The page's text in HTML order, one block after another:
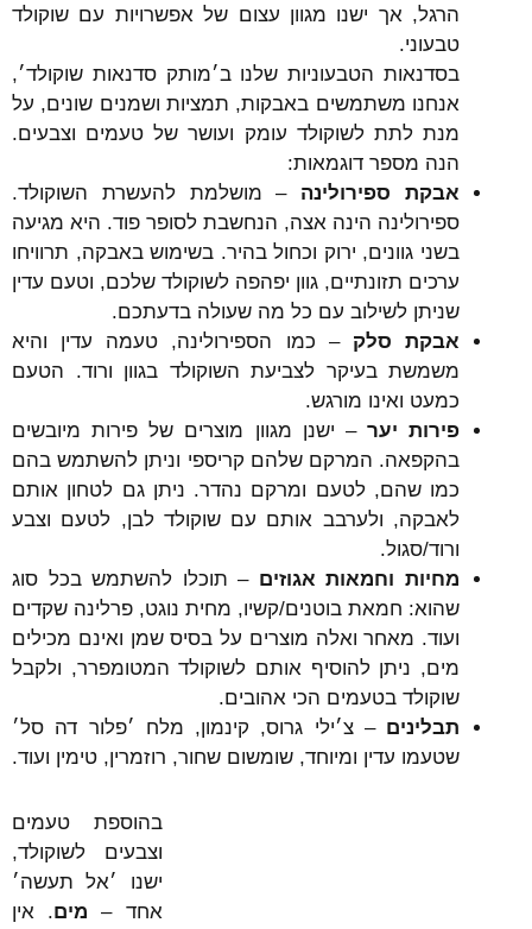
הרגל, אך ישנו מגוון עצום של אפשרויות עם שוקולד
טבעוני.
בסדנאות הטבעוניות שלנו ב׳מותק סדנאות שוקולד׳,
אנחנו משתמשים באבקות, תמציות ושמנים שונים, על
מנת לתת לשוקולד עומק ועושר של טעמים וצבעים.
הנה מספר דוגמאות:
אבקת ספירולינה – מושלמת להעשרת השוקולד.
ספירולינה הינה אצה, הנחשבת לסופר פוד. היא מגיעה
בשני גוונים, ירוק וכחול בהיר. בשימוש באבקה, תרוויחו
ערכים תזונתיים, גוון יפהפה לשוקולד שלכם, וטעם עדין
שניתן לשילוב עם כל מה שעולה בדעתכם.
אבקת סלק – כמו הספירולינה, טעמה עדין והיא
משמשת בעיקר לצביעת השוקולד בגוון ורוד. הטעם
כמעט ואינו מורגש.
פירות יער – ישנן מגוון מוצרים של פירות מיובשים
בהקפאה. המרקם שלהם קריספי וניתן להשתמש בהם
כמו שהם, לטעם ומרקם נהדר. ניתן גם לטחון אותם
לאבקה, ולערבב אותם עם שוקולד לבן, לטעם וצבע
ורוד/סגול.
מחיות וחמאות אגוזים – תוכלו להשתמש בכל סוג
שהוא: חמאת בוטנים/קשיו, מחית נוגט, פרלינה שקדים
ועוד. מאחר ואלה מוצרים על בסיס שמן ואינם מכילים
מים, ניתן להוסיף אותם לשוקולד המטומפרר, ולקבל
שוקולד בטעמים הכי אהובים.
תבלינים – צ׳ילי גרוס, קינמון, מלח ׳פלור דה סל׳
שטעמו עדין ומיוחד, שומשום שחור, רוזמרין, טימין ועוד.
בהוספת טעמים
וצבעים לשוקולד,
ישנו ׳אל תעשה׳
אחד – מים. אין